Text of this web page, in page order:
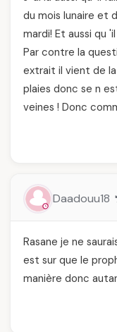
du mois lunaire et
mardi! Et aussi qu
Par contre la
extrait il vient de
plaies donc se n
veines ! Donc
Daadouu18
Rasane je ne
est sur que le
manière donc